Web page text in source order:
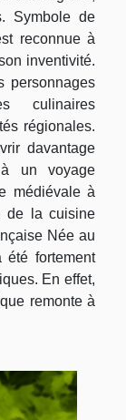
Symbole de
reconnue à
inventivité.
personnages
culinaires
régionales.
davantage
un voyage
médiévale à
de la cuisine
Née au
été fortement
En effet,
remonte à